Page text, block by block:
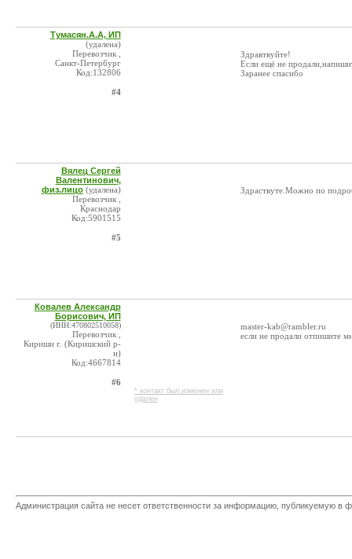
Тумасян.А.А, ИП
(удалена)
Перевозчик ,
Санкт-Петербург
Код:132806
#4
Здравтвуйте!
Если ещё не
Заранее спасибо
Вялец Сергей
Валентинович,
физ.лицо (удалена)
Перевозчик ,
Краснодар
Код:5901515
#5
Здраствуте.Можно по
Ковалев Александр
Борисович, ИП
(ИНН:470802510058)
Перевозчик ,
Кириши г. (Киришский р-
н)
Код:4667814
#6
* контакт был изменен или
удален
master-kab@rambler.ru
если не продали отпишите
Администрация сайта не несет ответственности за информацию, публикуемую